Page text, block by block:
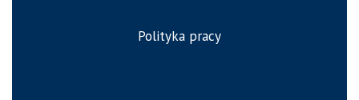
Polityka pracy